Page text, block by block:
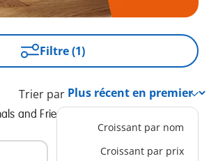
Filtre (1)
and Friends
Trier par
Croissant par nom
Croissant par prix